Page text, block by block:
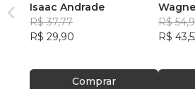
Isaac Andrade
R$ 37,77
R$ 29,90
Comprar
R$
R$